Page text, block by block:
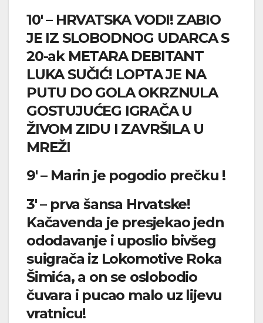
10′ – HRVATSKA VODI! ZABIO
JE IZ SLOBODNOG UDARCA S
20-ak METARA DEBITANT
LUKA SUČIĆ! LOPTA JE NA
PUTU DO GOLA OKRZNULA
GOSTUJUĆEG IGRAČA U
ŽIVOM ZIDU I ZAVRŠILA U
MREŽI
9′ – Marin je pogodio prečku !
3′ – prva šansa Hrvatske!
Kačavenda je presjekao jedn
ododavanje i uposlio bivšeg
suigrača iz Lokomotive Roka
Šimića, a on se oslobodio
čuvara i pucao malo uz lijevu
vratnicu!